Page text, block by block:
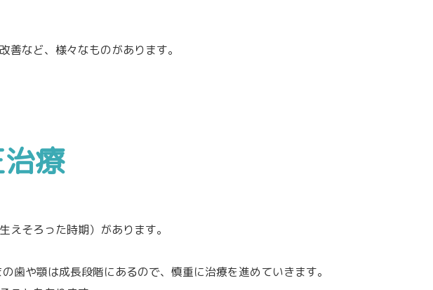
など、様々なものがあります。
療
そろった時期）があります。
や顎は成長段階にあるので、慎重に治療を進めていきます。